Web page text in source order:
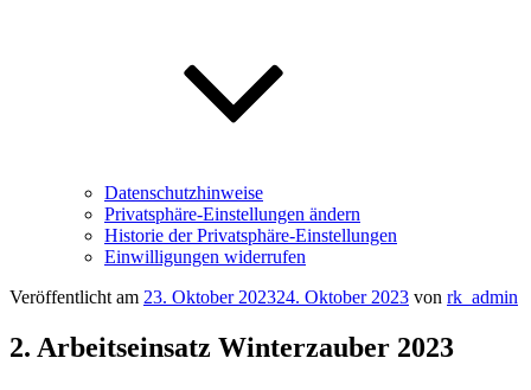
Datenschutzhinweise
Privatsphäre-Einstellungen ändern
Historie der Privatsphäre-Einstellungen
Einwilligungen widerrufen
Veröffentlicht am 23. Oktober 202324. Oktober 2023 von rk_admin
2. Arbeitseinsatz Winterzauber 2023